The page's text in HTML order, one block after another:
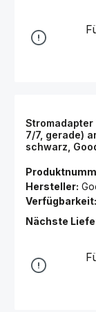
Stromadapter
7/7, gerade)
schwarz,
Hersteller:
Verfügbarkeit:
Nächste